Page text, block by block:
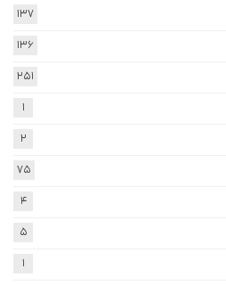
137
136
251
1
2
75
4
5
1